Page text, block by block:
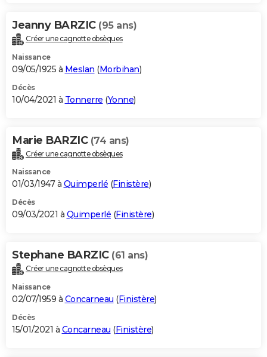
Jeanny BARZIC (95 ans)
Créer une cagnotte obsèques
Naissance
09/05/1925 à Meslan (Morbihan)
Décès
10/04/2021 à Tonnerre (Yonne)
Marie BARZIC (74 ans)
Créer une cagnotte obsèques
Naissance
01/03/1947 à Quimperlé (Finistère)
Décès
09/03/2021 à Quimperlé (Finistère)
Stephane BARZIC (61 ans)
Créer une cagnotte obsèques
Naissance
02/07/1959 à Concarneau (Finistère)
Décès
15/01/2021 à Concarneau (Finistère)